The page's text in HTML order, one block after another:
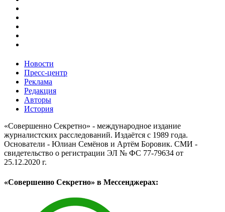
Новости
Пресс-центр
Реклама
Редакция
Авторы
История
«Совершенно Секретно» - международное издание
журналистских расследований. Издаётся с 1989 года.
Основатели - Юлиан Семёнов и Артём Боровик. CМИ -
свидетельство о регистрации ЭЛ № ФС 77-79634 от
25.12.2020 г.
«Совершенно Секретно» в Мессенджерах: